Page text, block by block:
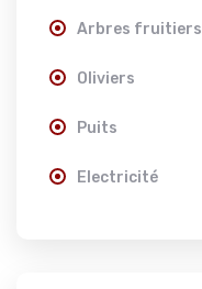
Arbres fruitiers
Oliviers
Puits
Electricité